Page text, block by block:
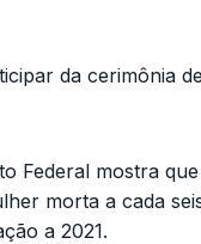
da cerimônia
Federal mostra
morta a cada
a 2021.